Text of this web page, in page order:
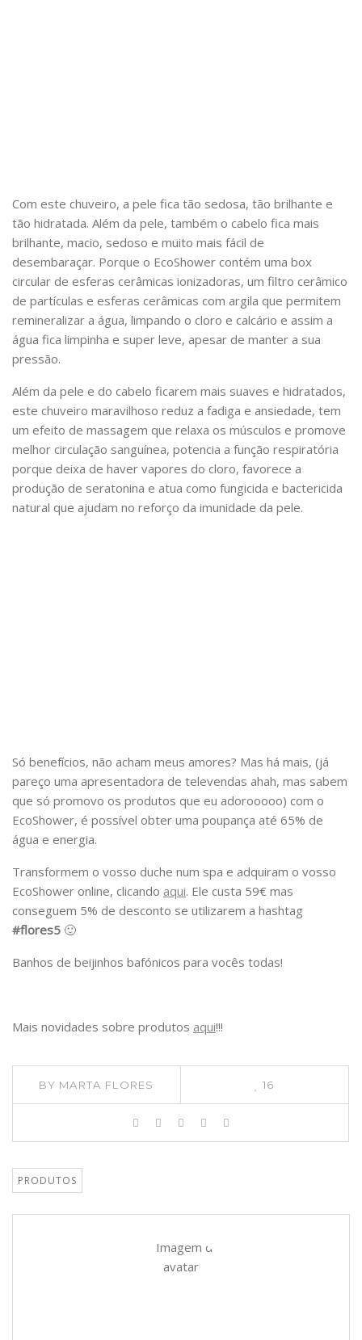
Com este chuveiro, a pele fica tão sedosa, tão brilhante e
tão hidratada. Além da pele, também o cabelo fica mais
brilhante, macio, sedoso e muito mais fácil de
desembaraçar. Porque o EcoShower contém uma box
circular de esferas cerâmicas ionizadoras, um filtro cerâmico
de partículas e esferas cerâmicas com argila que permitem
remineralizar a água, limpando o cloro e calcário e assim a
água fica limpinha e super leve, apesar de manter a sua
pressão.
Além da pele e do cabelo ficarem mais suaves e hidratados,
este chuveiro maravilhoso reduz a fadiga e ansiedade, tem
um efeito de massagem que relaxa os músculos e promove
melhor circulação sanguínea, potencia a função respiratória
porque deixa de haver vapores do cloro, favorece a
produção de seratonina e atua como fungicida e bactericida
natural que ajudam no reforço da imunidade da pele.
Só benefícios, não acham meus amores? Mas há mais, (já
pareço uma apresentadora de televendas ahah, mas sabem
que só promovo os produtos que eu adorooooo) com o
EcoShower, é possível obter uma poupança até 65% de
água e energia.
Transformem o vosso duche num spa e adquiram o vosso
EcoShower online, clicando aqui. Ele custa 59€ mas
conseguem 5% de desconto se utilizarem a hashtag
#flores5 🙂
Banhos de beijinhos bafónicos para vocês todas!
Mais novidades sobre produtos aqui!!!
BY MARTA FLORES 16
PRODUTOS